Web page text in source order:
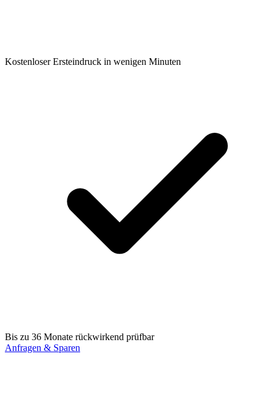
Kostenloser Ersteindruck in wenigen Minuten
Bis zu 36 Monate rückwirkend prüfbar
Anfragen & Sparen